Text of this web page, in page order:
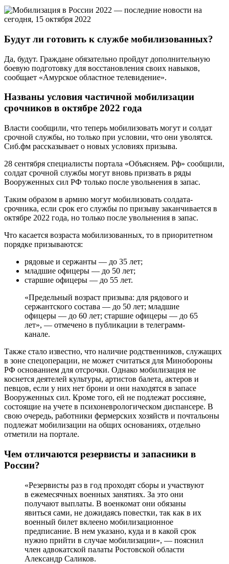
Также одни из первых под мобилизацию могут попасть
определенную военно-учетную специальность: стрелки,
Сейчас могут призывать рядовых и сержантов до 35 лет,
младших офицеров до 50 лет, старших офицеров до 55 лет.
Частичная мобилизация в России 2022,
последние новости 15 октября: детский
омбудсмен рассказала о новой отсрочке
от мобилизации многодетным отцам
Детский омбудсмен Мария Львова-Белова сообщила в своем
Телеграм-канале о расширении числа граждан, которые могут
претендовать на отсрочку от частичной мобилизации.
По словам омбудсмена, с начала частичной мобилизации ее
аппарат получил тысячи обращений от родителей,
призывавших расширить круг лиц, в отношении которых
должна действовать отсрочка. В итоге было подготовлено
обращение в Правительство РФ, сложившаяся ситуация
обсуждалась с руководством Минобороны и Генерального
штаба.
«Многие из наших предложений уже нашли
поддержку. Так, согласно Указанию Генштаба ВС
РФ от 4 октября 2022 года, направленном в
военкоматы и призывные комиссии,
дополнительно отсрочка предоставляется отцам,
которые имеют на иждивении трех и более детей
до 16 лет, трех и более детей до 18 лет, один из
которых с инвалидностью, или ребенка с
Белова.
Кто не подлежит частичной
мобилизации в России? Перечень
категорий граждан, не подлежащих
частичной мобилизации в России. МО
РФ уточнило категории граждан, не
подпадающих под мобилизацию
В России фиксируют нарушения при призыве мужчин в
рамках частичной мобилизации. В Кремле рассчитывают, что
обо всех случаях доводится до руководства регионов и
Министерства обороны.
Мы собрали полный список категорий граждан, не
подлежащих призыву в рамках частичной мобилизации в
России для участия в СВО.
Согласно установленным критериям отбора резервистов в
рамках частичной мобилизации, а также внесенным позже